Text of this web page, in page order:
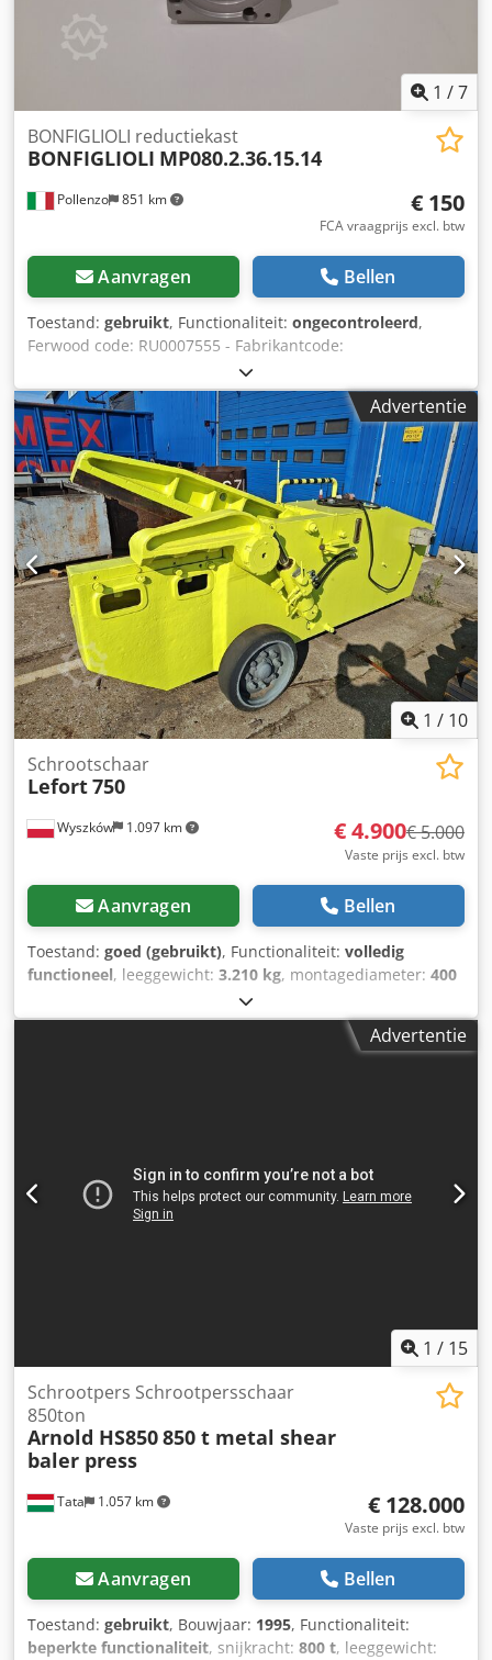
1 /7
Pollenzo 851 km
BONFIGLIOLI reductiekast
BONFIGLIOLI MP080.2.36.15.14
€ 150
FCA vraagprijs excl. btw
Aanvragen Bellen
Toestand: gebruikt, Functionaliteit: ongecontroleerd,
Ferwood code: RU0007555 - Fabrikantcode:
MP080.2.36.15.14 - Conditie: Gebruikt - Functionaliteit: Niet
getest - Compatibele machine: - Bij interesse bieden wij
een revisieservice aan, neem contact met ons op. 5KG -
36X26X21 Dcodpeybbmgjfx Akask
Advertentie
1 / 10
Wyszków 1.097 km
Schrootschaar
Lefort750
€ 4.900€ 5.000
Vaste prijs excl. btw
Aanvragen Bellen
Toestand: goed (gebruikt), Functionaliteit: volledig
functioneel, leeggewicht: 3.210 kg, montagediameter: 400
, snijlengte (max.):
type ingangsstroom:driefasig, werkbreedte:750 mm,
, mate van automatisering:
Hydraulisch verstelbare zijdrukklem; Vermogen van de
elektromotor: 15 kW, ster-driehoekstart ter beperking van
de inschakelstroom; Mobiel 3-wielig onderstel, achterwiel
worden getest. Snijcapaciteit: ronde staven: 75 mm;
vierkante staven: 70 mm; plaatstaal: 508 x 15 mm.
Advertentie
1 / 15
Tata 1.057 km
Schrootpers Schrootpersschaar
850ton
Arnold HS850850 t metal shear
baler press
€ 128.000
Vaste prijs excl. btw
Aanvragen Bellen
Toestand: gebruikt, Bouwjaar: 1995, Functionaliteit:
beperkte functionaliteit, snijkracht: 800 t, leeggewicht: